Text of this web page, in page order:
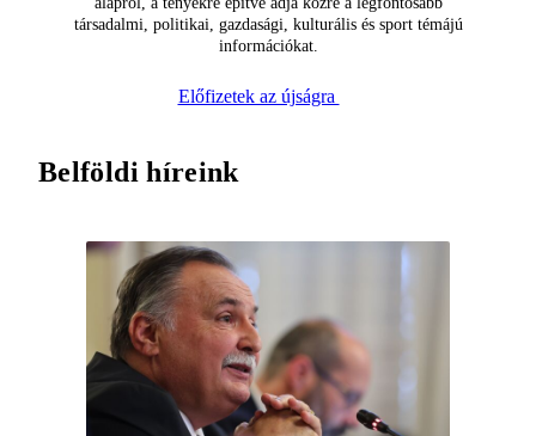
társadalmi, politikai, gazdasági, kulturális és sport témájú
információkat.
Előfizetek az újságra
Belföldi híreink